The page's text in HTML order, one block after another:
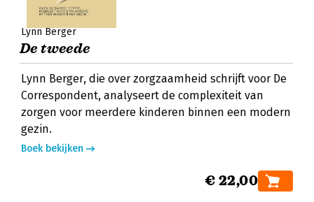
Lynn Berger
De tweede
Lynn Berger, die over zorgzaamheid schrijft voor De
Correspondent, analyseert de complexiteit van
zorgen voor meerdere kinderen binnen een modern
gezin.
Boek bekijken
€ 22,00